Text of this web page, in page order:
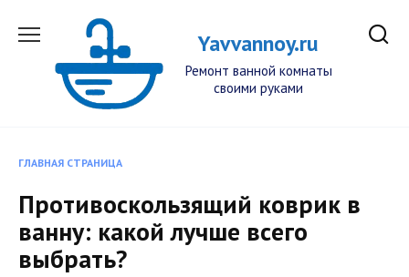
Yavvannoy.ru
Ремонт ванной комнаты
своими руками
ГЛАВНАЯ СТРАНИЦА
Противоскользящий коврик в
ванну: какой лучше всего
выбрать?